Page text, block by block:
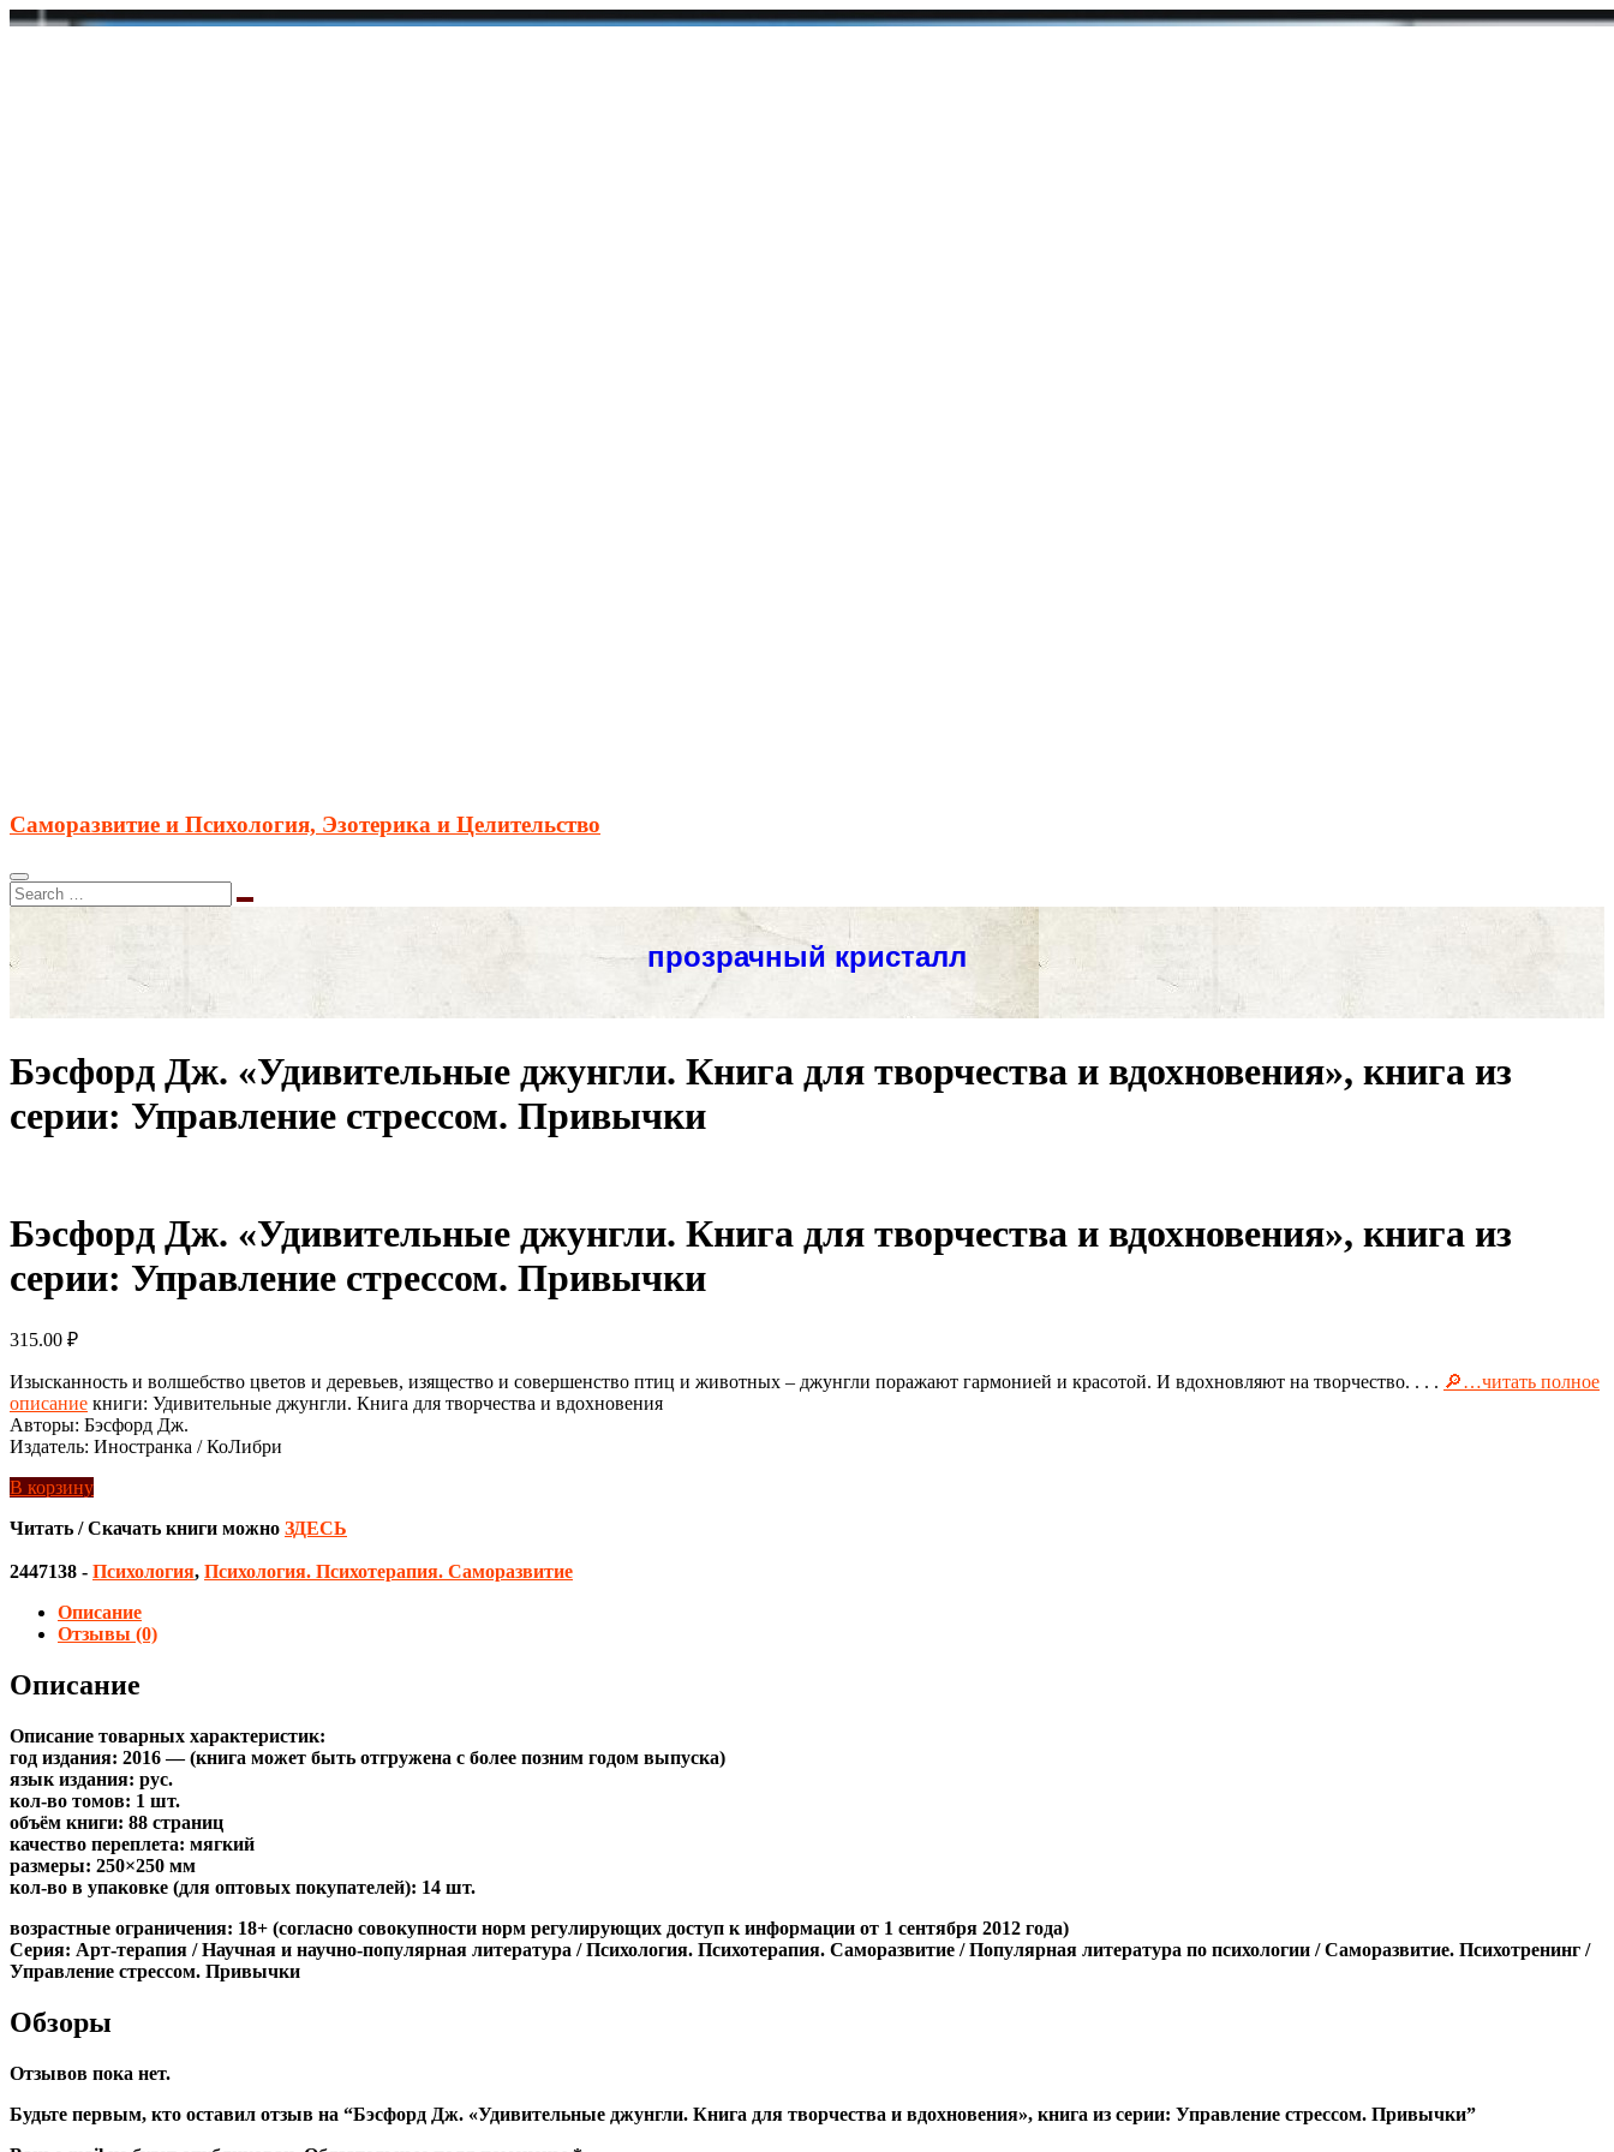
Саморазвитие и Психология, Эзотерика и Целительство
Бэсфорд Дж. «Удивительные джунгли. Книга для творчества и вдохновения», книга из
серии: Управление стрессом. Привычки
Бэсфорд Дж. «Удивительные джунгли. Книга для творчества и вдохновения», книга из
серии: Управление стрессом. Привычки
315.00 ₽
Изысканность и волшебство цветов и деревьев, изящество и совершенство птиц и животных – джунгли поражают гармонией и красотой. И вдохновляют на творчество. . . . 🔎…читать полное
описание книги: Удивительные джунгли. Книга для творчества и вдохновения
Авторы: Бэсфорд Дж.
Издатель: Иностранка / КоЛибри
В корзину
Читать / Скачать книги можно ЗДЕСЬ
2447138 - Психология, Психология. Психотерапия. Саморазвитие
Описание
Отзывы (0)
Описание
Описание товарных характеристик:
год издания: 2016 — (книга может быть отгружена c более позним годом выпуска)
язык издания: рус.
кол-во томов: 1 шт.
объём книги: 88 страниц
качество переплета: мягкий
размеры: 250×250 мм
кол-во в упаковке (для оптовых покупателей): 14 шт.
возрастные ограничения: 18+ (согласно совокупности норм регулирующих доступ к информации от 1 сентября 2012 года)
Серия: Арт-терапия / Научная и научно-популярная литература / Психология. Психотерапия. Саморазвитие / Популярная литература по психологии / Саморазвитие. Психотренинг /
Управление стрессом. Привычки
Обзоры
Отзывов пока нет.
Будьте первым, кто оставил отзыв на “Бэсфорд Дж. «Удивительные джунгли. Книга для творчества и вдохновения», книга из серии: Управление стрессом. Привычки”